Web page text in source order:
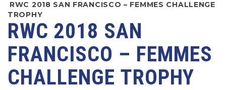
RWC 2018 SAN FRANCISCO – FEMMES CHALLENGE
TROPHY
RWC 2018 SAN
FRANCISCO – FEMMES
CHALLENGE TROPHY